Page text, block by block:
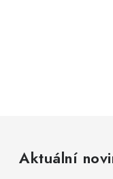
Aktuální